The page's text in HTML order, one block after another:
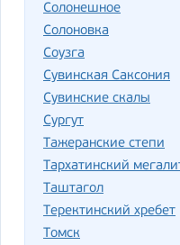
Солонешное
Солоновка
Соузга
Сувинская Саксония
Сувинские скалы
Сургут
Тажеранские степи
Тархатинский
Таштагол
Теректинский хребет
Томск